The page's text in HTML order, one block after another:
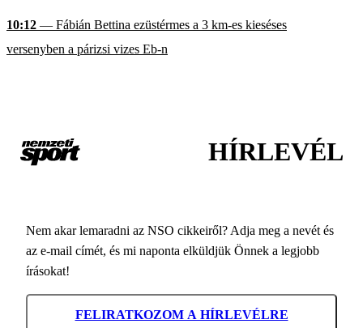
10:12 — Fábián Bettina ezüstérmes a 3 km-es kieséses
versenyben a párizsi vizes Eb-n
HÍRLEVÉL
Nem akar lemaradni az NSO cikkeiről? Adja meg a nevét és
az e-mail címét, és mi naponta elküldjük Önnek a legjobb
írásokat!
FELIRATKOZOM A HÍRLEVÉLRE